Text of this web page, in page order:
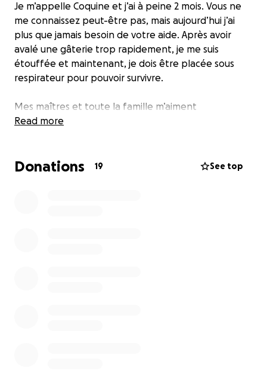
Je m’appelle Coquine et j’ai à peine 2 mois. Vous ne
me connaissez peut-être pas, mais aujourd’hui j’ai
plus que jamais besoin de votre aide. Après avoir
avalé une gâterie trop rapidement, je me suis
étouffée et maintenant, je dois être placée sous
respirateur pour pouvoir survivre.
Mes maîtres et toute la famille m’aiment
énormément, mais malheureusement, ils n’ont pas
petite, nous donnerait une chance de surmonter
Read more
Donations 19 See top